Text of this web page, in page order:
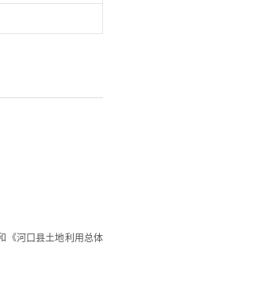
《河口县土地利用总体